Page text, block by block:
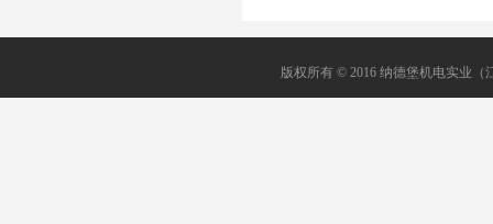
版权所有 © 2016 纳德堡机电实业